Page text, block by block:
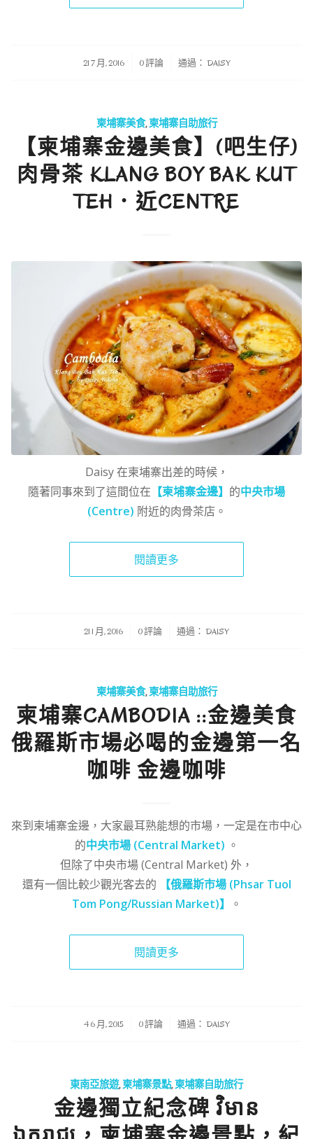
21 7 月, 2016
/ 0 評論 通過： DAISY
柬埔寨美食,柬埔寨自助旅行
【柬埔寨金邊美食】(吧生仔)
肉骨茶 KLANG BOY BAK KUT
TEH．近CENTRE
Daisy 在柬埔寨出差的時候，
隨著同事來到了這間位在 【柬埔寨金邊】 的中央市場
(Centre) 附近的肉骨茶店。
閱讀更多
21 1 月, 2016
/ 0 評論 通過： DAISY
柬埔寨美食,柬埔寨自助旅行
柬埔寨CAMBODIA ::金邊美食
俄羅斯市場必喝的金邊第一名
咖啡 金邊咖啡
來到柬埔寨金邊，大家最耳熟能想的市場，一定是在市中心
的中央市場 (Central Market) 。
但除了中央市場 (Central Market) 外，
還有一個比較少觀光客去的 【俄羅斯市場 (Phsar Tuol
Tom Pong/Russian Market)】
。
閱讀更多
4 6 月, 2015
/ 0 評論 通過： DAISY
東南亞旅遊,柬埔寨景點,柬埔寨自助旅行
金邊獨立紀念碑 វិមាន